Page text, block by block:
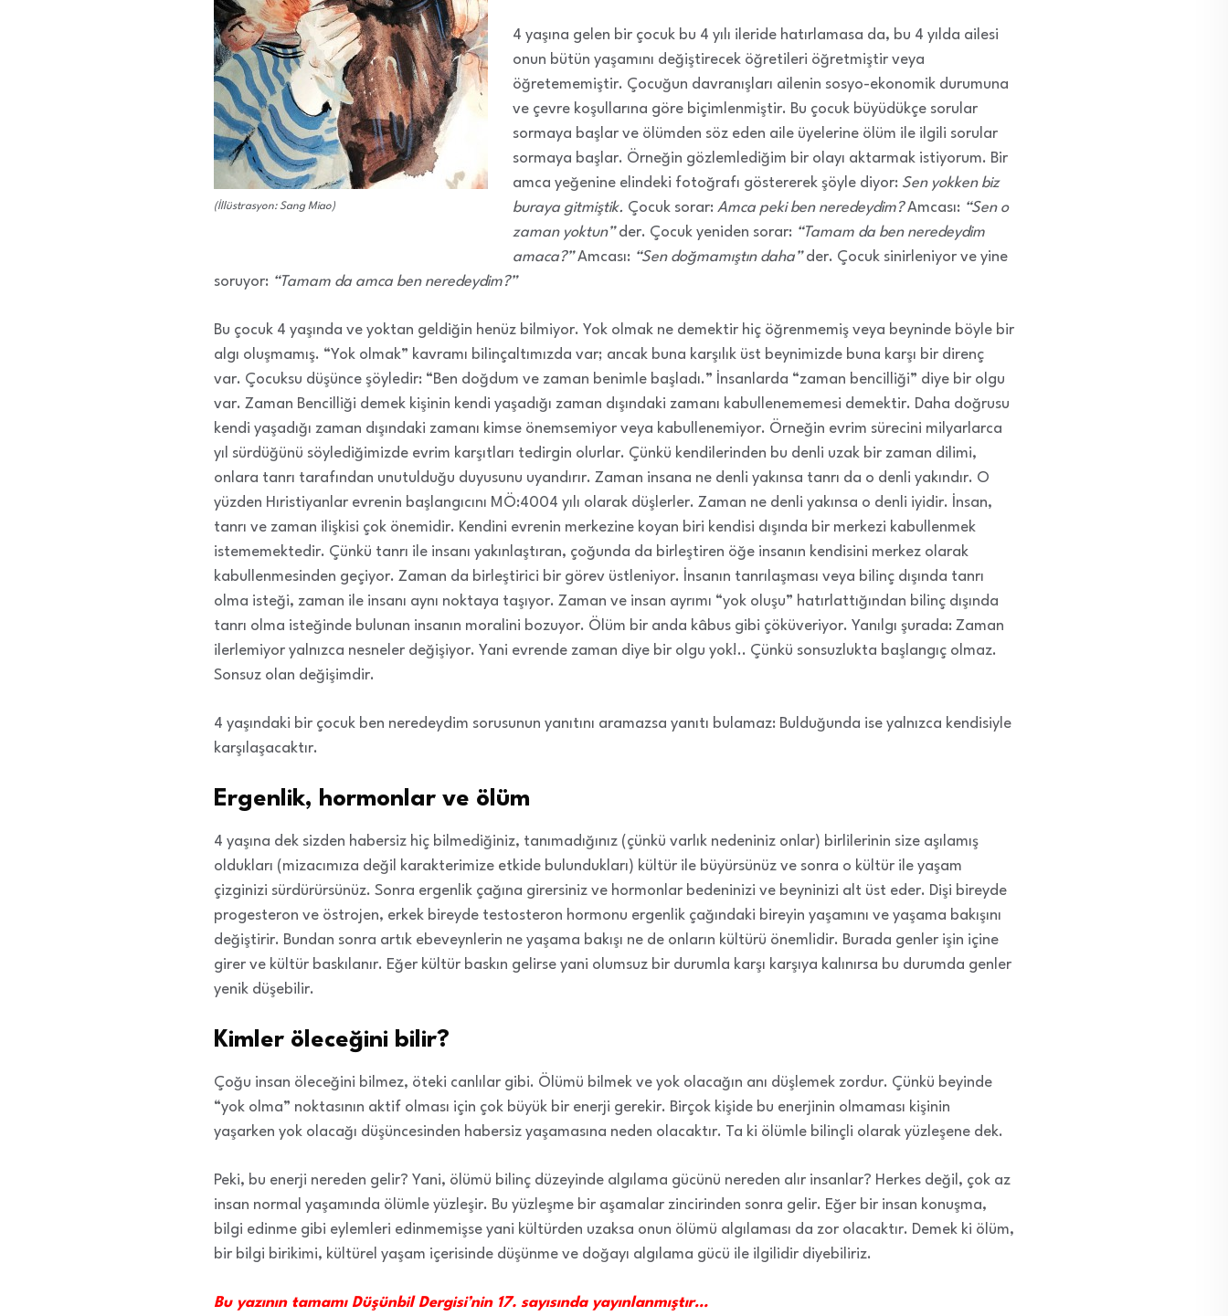
(İllüstrasyon: Sang Miao)
4 yaşına gelen bir çocuk bu 4 yılı ileride hatırlamasa da, bu 4 yılda ailesi
onun bütün yaşamını değiştirecek öğretileri öğretmiştir veya
öğretememiştir. Çocuğun davranışları ailenin sosyo-ekonomik durumuna
ve çevre koşullarına göre biçimlenmiştir. Bu çocuk büyüdükçe sorular
sormaya başlar ve ölümden söz eden aile üyelerine ölüm ile ilgili sorular
sormaya başlar. Örneğin gözlemlediğim bir olayı aktarmak istiyorum. Bir
amca yeğenine elindeki fotoğrafı göstererek şöyle diyor: Sen yokken biz
buraya gitmiştik. Çocuk sorar: Amca peki ben neredeydim?Amcası: “Sen o
zaman yoktun”der. Çocuk yeniden sorar: “Tamam da ben neredeydim
amaca?”Amcası: “Sen doğmamıştın daha”der. Çocuk sinirleniyor ve yine
soruyor: “Tamam da amca ben neredeydim?”
Bu çocuk 4 yaşında ve yoktan geldiğin henüz bilmiyor. Yok olmak ne demektir hiç öğrenmemiş veya beyninde böyle bir
algı oluşmamış. “Yok olmak” kavramı bilinçaltımızda var; ancak buna karşılık üst beynimizde buna karşı bir direnç
var. Çocuksu düşünce şöyledir: “Ben doğdum ve zaman benimle başladı.” İnsanlarda “zaman bencilliği” diye bir olgu
var. Zaman Bencilliği demek kişinin kendi yaşadığı zaman dışındaki zamanı kabullenememesi demektir. Daha doğrusu
kendi yaşadığı zaman dışındaki zamanı kimse önemsemiyor veya kabullenemiyor. Örneğin evrim sürecini milyarlarca
yıl sürdüğünü söylediğimizde evrim karşıtları tedirgin olurlar. Çünkü kendilerinden bu denli uzak bir zaman dilimi,
onlara tanrı tarafından unutulduğu duyusunu uyandırır. Zaman insana ne denli yakınsa tanrı da o denli yakındır. O
yüzden Hıristiyanlar evrenin başlangıcını MÖ:4004 yılı olarak düşlerler. Zaman ne denli yakınsa o denli iyidir. İnsan,
tanrı ve zaman ilişkisi çok önemidir. Kendini evrenin merkezine koyan biri kendisi dışında bir merkezi kabullenmek
istememektedir. Çünkü tanrı ile insanı yakınlaştıran, çoğunda da birleştiren öğe insanın kendisini merkez olarak
kabullenmesinden geçiyor. Zaman da birleştirici bir görev üstleniyor. İnsanın tanrılaşması veya bilinç dışında tanrı
olma isteği, zaman ile insanı aynı noktaya taşıyor. Zaman ve insan ayrımı “yok oluşu” hatırlattığından bilinç dışında
tanrı olma isteğinde bulunan insanın moralini bozuyor. Ölüm bir anda kâbus gibi çöküveriyor. Yanılgı şurada: Zaman
ilerlemiyor yalnızca nesneler değişiyor. Yani evrende zaman diye bir olgu yok!.. Çünkü sonsuzlukta başlangıç olmaz.
Sonsuz olan değişimdir.
4 yaşındaki bir çocuk ben neredeydim sorusunun yanıtını aramazsa yanıtı bulamaz: Bulduğunda ise yalnızca kendisiyle
karşılaşacaktır.
Ergenlik, hormonlar ve ölüm
4 yaşına dek sizden habersiz hiç bilmediğiniz, tanımadığınız (çünkü varlık nedeniniz onlar) birlilerinin size aşılamış
oldukları (mizacımıza değil karakterimize etkide bulundukları) kültür ile büyürsünüz ve sonra o kültür ile yaşam
çizginizi sürdürürsünüz. Sonra ergenlik çağına girersiniz ve hormonlar bedeninizi ve beyninizi alt üst eder. Dişi bireyde
progesteron ve östrojen, erkek bireyde testosteron hormonu ergenlik çağındaki bireyin yaşamını ve yaşama bakışını
değiştirir. Bundan sonra artık ebeveynlerin ne yaşama bakışı ne de onların kültürü önemlidir. Burada genler işin içine
girer ve kültür baskılanır. Eğer kültür baskın gelirse yani olumsuz bir durumla karşı karşıya kalınırsa bu durumda genler
yenik düşebilir.
Kimler öleceğini bilir?
Çoğu insan öleceğini bilmez, öteki canlılar gibi. Ölümü bilmek ve yok olacağın anı düşlemek zordur. Çünkü beyinde
“yok olma” noktasının aktif olması için çok büyük bir enerji gerekir. Birçok kişide bu enerjinin olmaması kişinin
yaşarken yok olacağı düşüncesinden habersiz yaşamasına neden olacaktır. Ta ki ölümle bilinçli olarak yüzleşene dek.
Peki, bu enerji nereden gelir? Yani, ölümü bilinç düzeyinde algılama gücünü nereden alır insanlar? Herkes değil, çok az
insan normal yaşamında ölümle yüzleşir. Bu yüzleşme bir aşamalar zincirinden sonra gelir. Eğer bir insan konuşma,
bilgi edinme gibi eylemleri edinmemişse yani kültürden uzaksa onun ölümü algılaması da zor olacaktır. Demek ki ölüm,
bir bilgi birikimi, kültürel yaşam içerisinde düşünme ve doğayı algılama gücü ile ilgilidir diyebiliriz.
Bu yazının tamamı Düşünbil Dergisi’nin 17. sayısında yayınlanmıştır…